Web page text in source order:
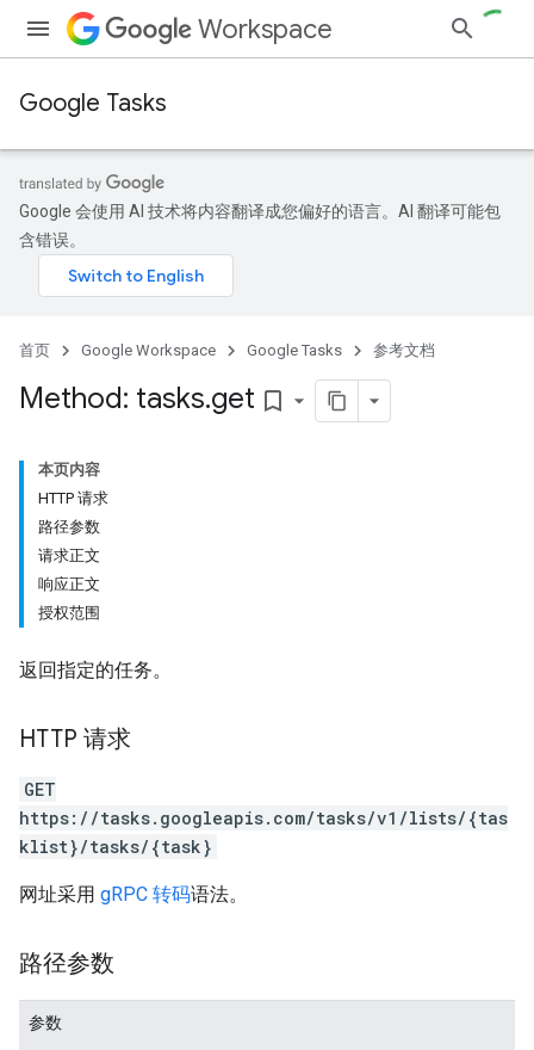
Workspace
Google Tasks
Google 会使用 AI 技术将内容翻译成您偏好的语言。AI 翻译可能包
含错误。
首页 Google Workspace Google Tasks 参考文档
Method: tasks.get bookmark_border
本页内容
HTTP 请求
路径参数
请求正文
响应正文
授权范围
返回指定的任务。
HTTP 请求
GET
https://tasks.googleapis.com/tasks/v1/lists/{tas
klist}/tasks/{task}
网址采用 gRPC 转码语法。
路径参数
参数